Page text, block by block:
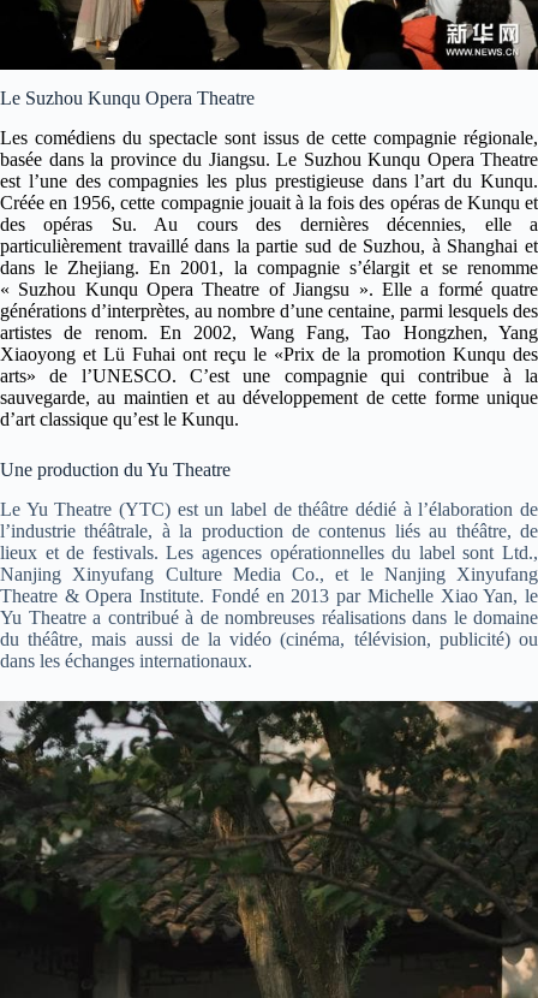
Le Suzhou Kunqu Opera Theatre
Les comédiens du spectacle sont issus de cette compagnie régionale,
basée dans la province du Jiangsu. Le Suzhou Kunqu Opera Theatre
est l’une des compagnies les plus prestigieuse dans l’art du Kunqu.
Créée en 1956, cette compagnie jouait à la fois des opéras de Kunqu et
des opéras Su. Au cours des dernières décennies, elle a
particulièrement travaillé dans la partie sud de Suzhou, à Shanghai et
dans le Zhejiang. En 2001, la compagnie s’élargit et se renomme
« Suzhou Kunqu Opera Theatre of Jiangsu ». Elle a formé quatre
générations d’interprètes, au nombre d’une centaine, parmi lesquels des
artistes de renom. En 2002, Wang Fang, Tao Hongzhen, Yang
Xiaoyong et Lü Fuhai ont reçu le «Prix de la promotion Kunqu des
arts»de l’UNESCO. C’est une compagnie qui contribue à la
sauvegarde, au maintien et au développement de cette forme unique
d’art classique qu’est le Kunqu.
Une production du Yu Theatre
Le Yu Theatre (YTC) est un label de théâtre dédié à l’élaboration de
l’industrie théâtrale, à la production de contenus liés au théâtre, de
lieux et de festivals. Les agences opérationnelles du label sont Ltd.,
Nanjing Xinyufang Culture Media Co., et le Nanjing Xinyufang
Theatre & Opera Institute. Fondé en 2013 par Michelle Xiao Yan, le
Yu Theatre a contribué à de nombreuses réalisations dans le domaine
du théâtre, mais aussi de la vidéo (cinéma, télévision, publicité) ou
dans les échanges internationaux.